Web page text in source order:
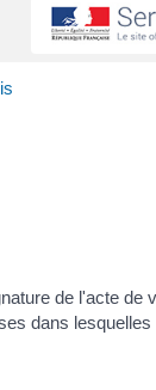
de l'acte de
dans